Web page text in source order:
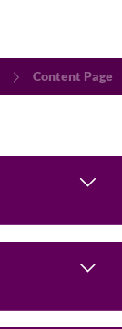
Content Page